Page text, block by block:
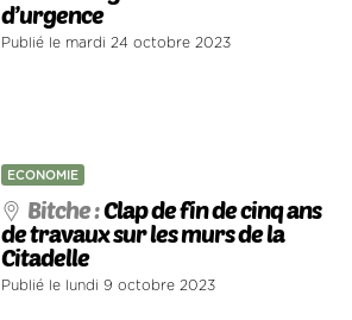
d’urgence
Publié le mardi 24 octobre 2023
ECONOMIE
Bitche :Clap de fin de cinq ans
de travaux sur les murs de la
Citadelle
Publié le lundi 9 octobre 2023